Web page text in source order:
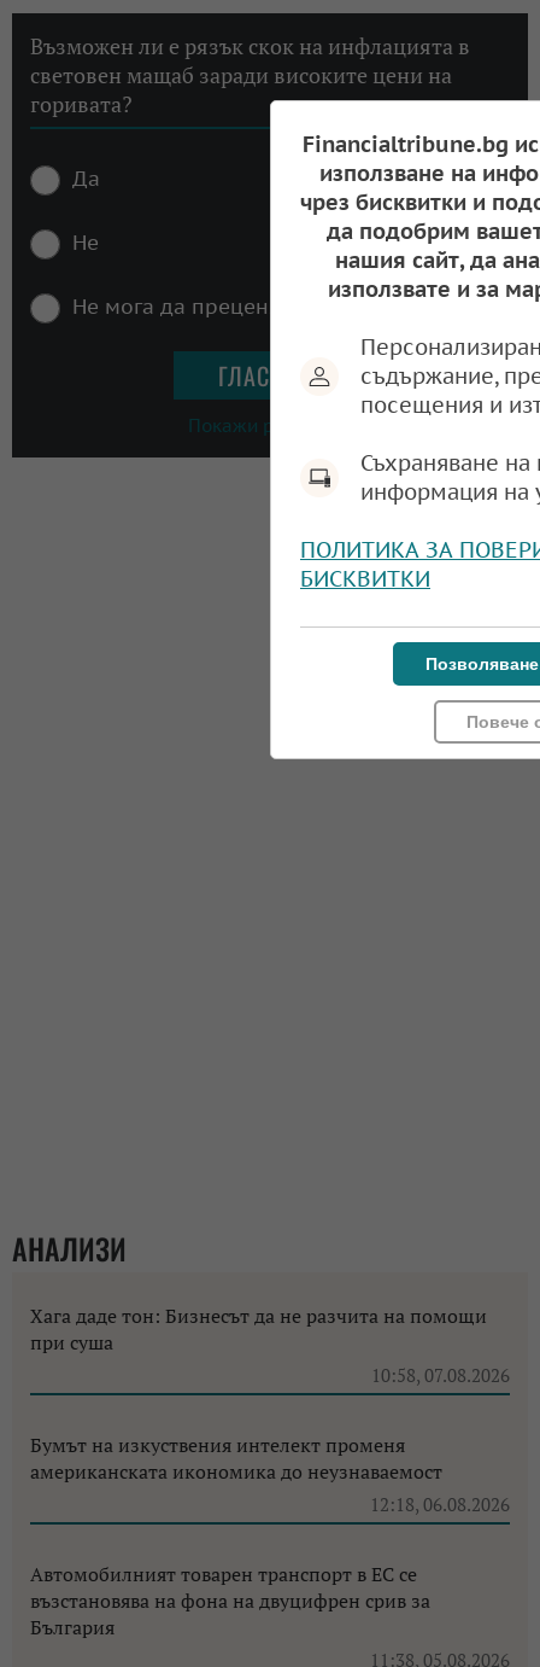
Възможен ли е рязък скок на инфлацията в
световен мащаб заради високите цени на
горивата?
Да
Не
Не мога да преценя
Покажи резултати
АНАЛИЗИ
Хага даде тон: Бизнесът да не разчита на помощи
при суша
10:58, 07.08.2026
Бумът на изкуствения интелект променя
американската икономика до неузнаваемост
12:18, 06.08.2026
Автомобилният товарен транспорт в ЕС се
възстановява на фона на двуцифрен срив за
България
11:38, 05.08.2026
Financialtribune.bg
използване на
чрез бисквитки и
да подобрим
нашия сайт, да
използвате и за
съдържание,
посещения и
Съхраняване
информация на
ПОЛИТИКА ЗА
БИСКВИТКИ
Повече